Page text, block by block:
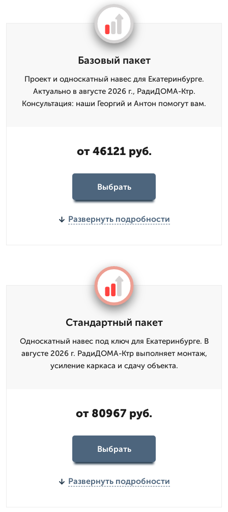
Базовый пакет
Проект и односкатный навес для Екатеринбурге.
Актуально в августе 2026 г., РадиДОМА-Ктр.
Консультация: наши Георгий и Антон помогут вам.
от 46121 руб.
Выбрать
Развернуть подробности
Стандартный пакет
Односкатный навес под ключ для Екатеринбурге. В
августе 2026 г. РадиДОМА-Ктр выполняет монтаж,
усиление каркаса и сдачу объекта.
от 80967 руб.
Выбрать
Развернуть подробности